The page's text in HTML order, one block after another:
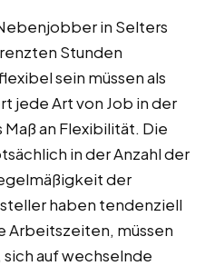
in Selters
Stunden
sein müssen als
jede Art von Job in der
an Flexibilität. Die
in der Anzahl der
der
haben tendenziell
Arbeitszeiten, müssen
auf wechselnde